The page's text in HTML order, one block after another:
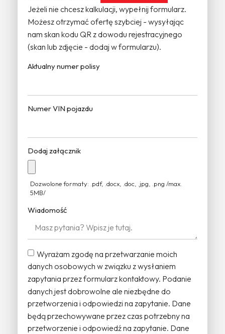
Jeżeli nie chcesz kalkulacji, wypełnij formularz.
Możesz otrzymać ofertę szybciej - wysyłając
nam skan kodu QR z dowodu rejestracyjnego
(skan lub zdjęcie - dodaj w formularzu).
Aktualny numer polisy
Numer VIN pojazdu
Dodaj załącznik
Dozwolone formaty: .pdf, .docx, .doc, .jpg, .png /max.
5MB/
Wiadomość
Wyrażam zgodę na przetwarzanie moich
danych osobowych w związku z wysłaniem
zapytania przez formularz kontaktowy. Podanie
danych jest dobrowolne ale niezbędne do
przetworzenia i odpowiedzi na zapytanie. Dane
będą przechowywane przez czas potrzebny na
przetworzenie i odpowiedź na zapytanie. Dane